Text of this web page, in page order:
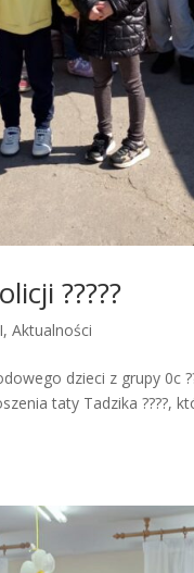
?????
,Aktualności
dzieci z grupy 0c
taty Tadzika ????,